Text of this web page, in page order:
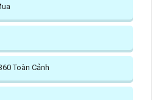
Toàn Cảnh